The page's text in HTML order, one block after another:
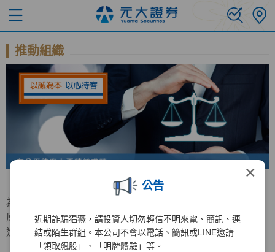
×
公告
近期詐騙猖獗，請投資人切勿輕信不明來電、簡訊、連
結或陌生群組。本公司不會以電話、簡訊或LINE邀請
「領取飆股」、「明牌體驗」等。
推動組織
為持續增進公平待客原則之推行，元大證券特成立公平待客
原則推行委員會，負責公平待客相關事務之規劃與檢討及精
進計畫之推動。